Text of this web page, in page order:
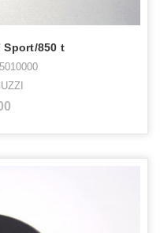
Sport/850 t